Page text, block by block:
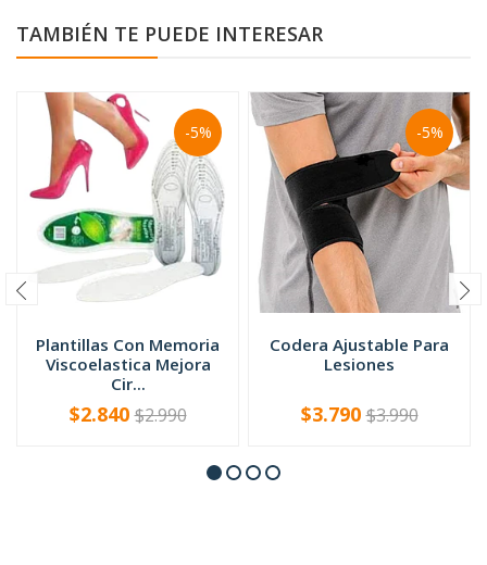
TAMBIÉN TE PUEDE INTERESAR
-5%
Plantillas Con Memoria
Viscoelastica Mejora
Cir...
+
$2.840$2.990
-5%
Codera Ajustable Para
Lesiones
+
$3.790$3.990